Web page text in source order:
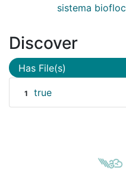
sistema biofloc
Discover
Has File(s)
1 true